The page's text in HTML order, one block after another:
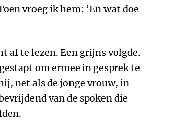
vroeg ik hem: ‘En wat doe
af te lezen. Een grijns volgde.
om ermee in gesprek te
net als de jonge vrouw, in
van de spoken die